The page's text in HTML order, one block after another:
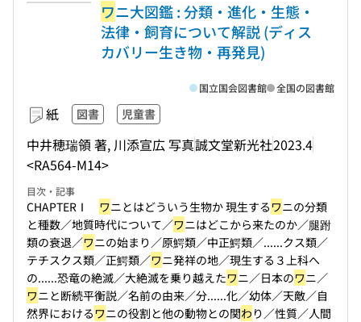
ワニ大図鑑 : 分類・進化・生態・
法律・飼育について解説 (ディス
カバリー生き物・再発見)
紙 図書 児童書
中井穂瑞領 著, 川添宣広 写真誠文堂新光社2023.4
<RA564-M14>
国立国会図書館 全国の図書館
目次・記事
CHAPTERⅠ ワニとはどういう生物か 現生するワニの分類
と種数／地質時代について／ワニはどこから来たのか／腿跗
類の衰退／ワニの始まり／原鰐類／中正鰐類／......クス類／
テチスクス類／正鰐類／ワニ発祥の地／現生する３上科へ
の......恐竜の絶滅／大絶滅を乗り越えたワニ／日本のワニ／
ワニと断続平衡説／名前の由来／分......化／幼体／天敵／自
然界におけるワニの役割と他の動物との関わ り／性質／人間